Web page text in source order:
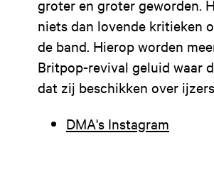
groter en groter geworden.
niets dan lovende kritieken
de band. Hierop worden
Britpop-revival geluid waar
dat zij beschikken over
DMA's Instagram